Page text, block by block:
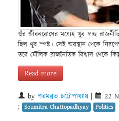
ওঁর জীবনবোধের মধ্যেই খুব স্বচ্ছ
ছিল খুব স্পষ্ট। সেই অবস্থান থেকে
তবে মৌলিক রাজনৈতিক বিশ্বাস থেকে
Read more
by পরমব্রত চট্টোপাধ্যায় 22
: Soumitra Chattopadhyay Politics